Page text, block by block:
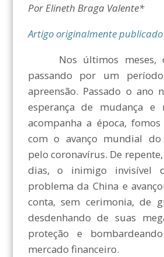
Por Elineth Braga Valente*
Artigo originalmente publicado
Nos últimos meses,
passando por um
apreensão. Passado o ano
esperança de mudança e
acompanha a época,
com o avanço mundial do
pelo coronavírus. De
dias, o inimigo invisível
problema da China e
conta, sem cerimonia, de
desdenhando de suas
proteção e
mercado financeiro.